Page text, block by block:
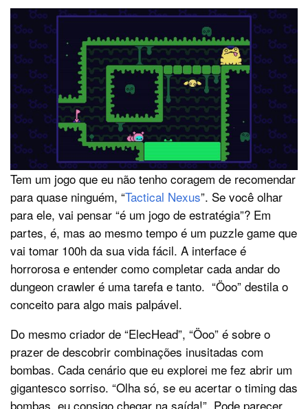
Tem um jogo que eu não tenho coragem de recomendar
para quase ninguém, “Tactical Nexus”. Se você olhar
para ele, vai pensar “é um jogo de estratégia”? Em
partes, é, mas ao mesmo tempo é um puzzle game que
vai tomar 100h da sua vida fácil. A interface é
horrorosa e entender como completar cada andar do
dungeon crawler é uma tarefa e tanto. “Öoo” destila o
conceito para algo mais palpável.
Do mesmo criador de “ElecHead”, “Öoo” é sobre o
prazer de descobrir combinações inusitadas com
bombas. Cada cenário que eu explorei me fez abrir um
gigantesco sorriso. “Olha só, se eu acertar o timing das
bombas, eu consigo chegar na saída!”. Pode parecer